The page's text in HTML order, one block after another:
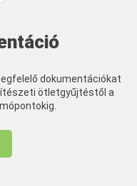
dokumentációkat
ötletgyűjtéstől a